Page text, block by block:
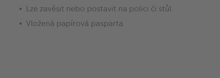
Lze zavěsit nebo postavit na polici či stůl
Vložená papírová pasparta